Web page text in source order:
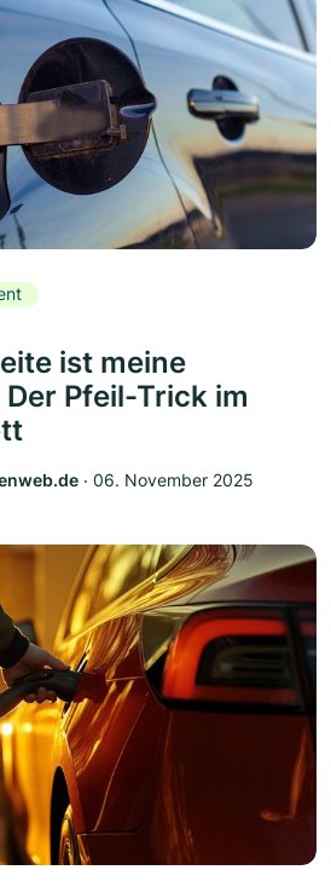
ist meine
Pfeil-Trick im
‧ 06. November 2025